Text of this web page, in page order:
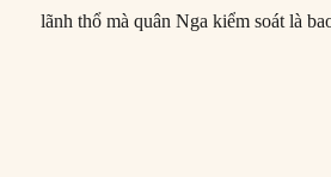
lãnh thổ mà quân Nga kiểm soát là